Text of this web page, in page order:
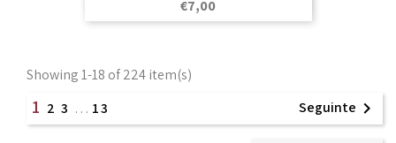
Prezo
€7,00
Showing 1-18 of 224 item(s)
1 2 3 … 13 Seguinte 